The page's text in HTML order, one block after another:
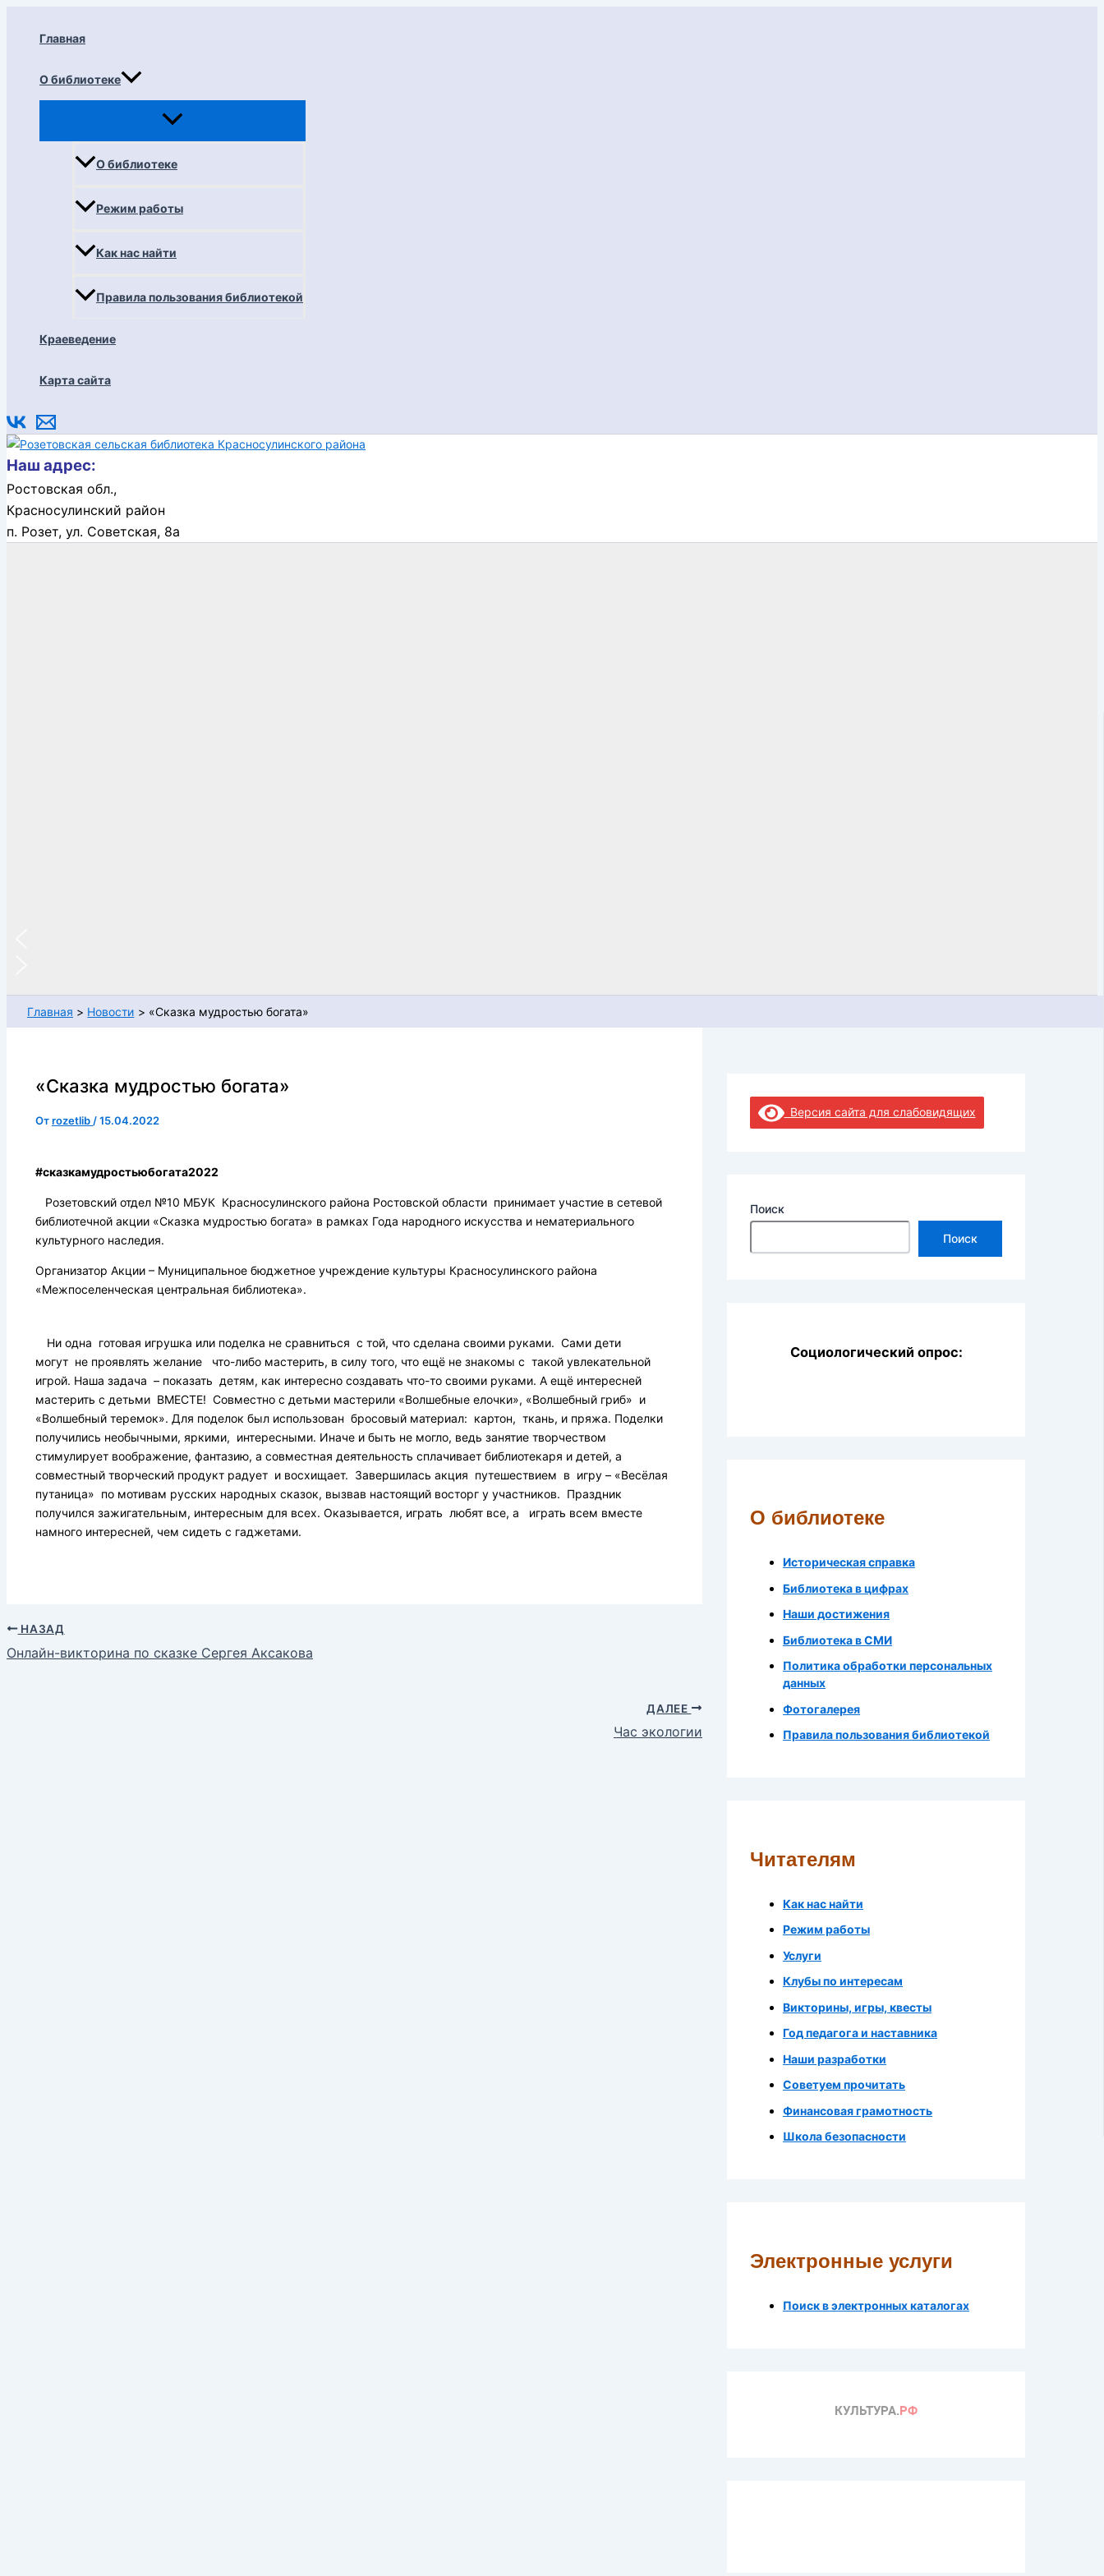
Главная
О библиотеке
О библиотеке
Режим работы
Как нас найти
Правила пользования библиотекой
Краеведение
Карта сайта
Наш адрес:
Ростовская обл.,
Красносулинский район
п. Розет, ул. Советская, 8а
Главная Новости «Сказка мудростью богата»
«Сказка мудростью богата»
Отrozetlib /15.04.2022
#сказкамудростьюбогата2022
Розетовский отдел №10 МБУК Красносулинского района Ростовской области принимает участие в сетевой
библиотечной акции «Сказка мудростью богата» в рамках Года народного искусства и нематериального
культурного наследия.
Организатор Акции – Муниципальное бюджетное учреждение культуры Красносулинского района
«Межпоселенческая центральная библиотека».
Ни одна готовая игрушка или поделка не сравниться с той, что сделана своими руками. Сами дети
могут не проявлять желание что-либо мастерить, в силу того, что ещё не знакомы с такой увлекательной
игрой. Наша задача – показать детям, как интересно создавать что-то своими руками. А ещё интересней
мастерить с детьми ВМЕСТЕ! Совместно с детьми мастерили «Волшебные елочки», «Волшебный гриб» и
«Волшебный теремок». Для поделок был использован бросовый материал: картон, ткань, и пряжа. Поделки
получились необычными, яркими, интересными. Иначе и быть не могло, ведь занятие творчеством
стимулирует воображение, фантазию, а совместная деятельность сплачивает библиотекаря и детей, а
совместный творческий продукт радует и восхищает. Завершилась акция путешествием в игру – «Весёлая
путаница» по мотивам русских народных сказок, вызвав настоящий восторг у участников. Праздник
получился зажигательным, интересным для всех. Оказывается, играть любят все, а играть всем вместе
намного интересней, чем сидеть с гаджетами.
НАЗАД
Онлайн-викторина по сказке Сергея Аксакова
ДАЛЕЕ
Час экологии
Версия сайта для слабовидящих
Поиск
Поиск
Социологический опрос:
О библиотеке
Историческая справка
Библиотека в цифрах
Наши достижения
Библиотека в СМИ
Политика обработки персональных
данных
Фотогалерея
Правила пользования библиотекой
Читателям
Как нас найти
Режим работы
Услуги
Клубы по интересам
Викторины, игры, квесты
Год педагога и наставника
Наши разработки
Советуем прочитать
Финансовая грамотность
Школа безопасности
Электронные услуги
Поиск в электронных каталогах